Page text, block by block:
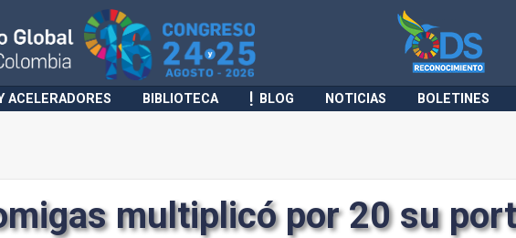
ACELERADORES BIBLIOTECA BLOG NOTICIAS BOLETINES
multiplicó por 20 su